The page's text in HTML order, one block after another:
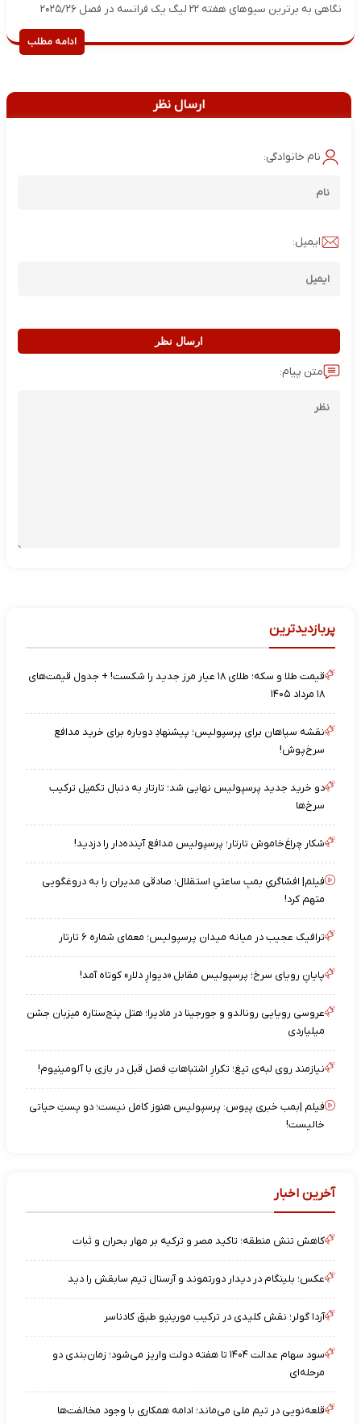
نگاهی به برترین سیوهای هفته ۲۲ لیگ یک فرانسه در فصل ۲۰۲۵/۲۶
ادامه مطلب
ارسال نظر
نام خانوادگی:
ایمیل:
ارسال نظر
متن پیام:
پربازدیدترین
قیمت طلا و سکه؛ طلای ۱۸ عیار مرز جدید را شکست! + جدول قیمت‌های
۱۸ مرداد ۱۴۰۵
نقشه‌ سپاهان برای پرسپولیس؛ پیشنهادِ دوباره برای خرید مدافع
سرخ‌پوش!
دو خرید جدید پرسپولیس نهایی شد؛ تارتار به دنبال تکمیل ترکیب
سرخ‌ها
شکار چراغ‌خاموش تارتار؛ پرسپولیس مدافع آینده‌دار را دزدید!
فیلم| افشاگریِ بمبِ ساعتیِ استقلال؛ صادقی مدیران را به دروغگویی
متهم کرد!
ترافیک عجیب در میانه میدان پرسپولیس؛ معمای شماره ۶ تارتار
پایانِ رویای سرخ؛ پرسپولیس مقابل «دیوارِ دلار» کوتاه آمد!
عروسی رویایی رونالدو و جورجینا در مادیرا؛ هتل پنج‌ستاره میزبان جشن
میلیاردی
نیازمند روی لبه‌ی تیغ؛ تکرارِ اشتباهاتِ فصل قبل در بازی با آلومینیوم!
فیلم |بمب خبری پیوس: پرسپولیس هنوز کامل نیست؛ دو پستِ حیاتی
خالیست!
آخرین اخبار
کاهش تنش منطقه؛ تاکید مصر و ترکیه بر مهار بحران و ثبات
عکس؛ بلینگام در دیدار دورتموند و آرسنال تیم سابقش را دید
آردا گولر؛ نقش کلیدی در ترکیب مورینیو طبق کادناسر
سود سهام عدالت ۱۴۰۴ تا هفته دولت واریز می‌شود؛ زمان‌بندی دو
مرحله‌ای
قلعه‌نویی در تیم ملی می‌ماند؛ ادامه همکاری با وجود مخالفت‌ها